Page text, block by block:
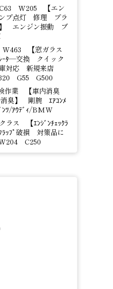
W205 【エン
ンプ点灯 修理 プラ
】 エンジン振動 ブ
【窓ガラス
ｰﾀ―交換 クイック
対応 新規来店
G55 G500
作業 【車内消臭
臭】 剛腕 ｴｱｺﾝﾒ
ﾝﾂ/ｱｳﾃﾞｨ/BMW
ラス 【ｴﾝｼﾞﾝﾁｪｯｸﾗ
ｯﾌﾟ破損 対策品に
C250